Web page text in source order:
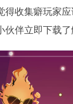
得收集癖玩家
伴立即下载了